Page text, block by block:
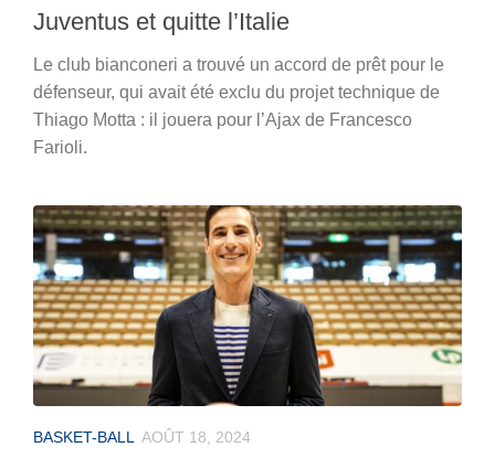
Juventus et quitte l’Italie
Le club bianconeri a trouvé un accord de prêt pour le
défenseur, qui avait été exclu du projet technique de
Thiago Motta : il jouera pour l’Ajax de Francesco
Farioli.
BASKET-BALL AOÛT 18, 2024